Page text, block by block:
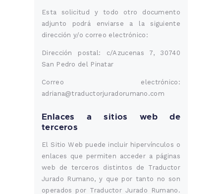
Esta solicitud y todo otro documento
adjunto podrá enviarse a la siguiente
dirección y/o correo electrónico:
Dirección postal: c/Azucenas 7, 30740
San Pedro del Pinatar
Correo electrónico:
adriana@traductorjuradorumano.com
Enlaces a sitios web de
terceros
El Sitio Web puede incluir hipervínculos o
enlaces que permiten acceder a páginas
web de terceros distintos de Traductor
Jurado Rumano, y que por tanto no son
operados por Traductor Jurado Rumano.